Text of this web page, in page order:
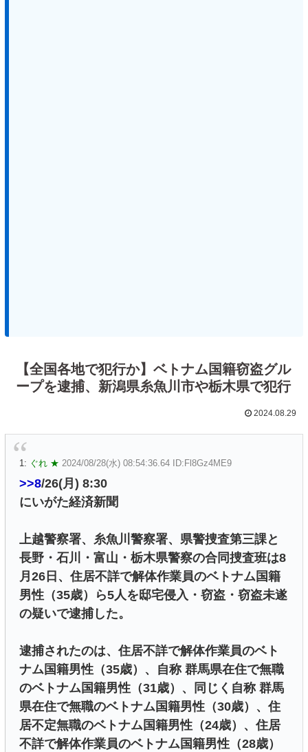
【全国各地で犯行か】ベトナム国籍窃盗グル
ープを逮捕、新潟県糸魚川市や栃木県で犯行
2024.08.29
1: ぐれ ★ 2024/08/28(水) 08:54:36.64 ID:Fl8Gz4ME9
>>8/26(月) 8:30
にいがた経済新聞
上越警察署、糸魚川警察署、県警捜査第三課と
長野・石川・富山・栃木県警察の合同捜査班は8
月26日、住居不詳で解体作業員のベトナム国籍
男性（35歳）ら5人を邸宅侵入・窃盗・窃盗未遂
の疑いで逮捕した。
逮捕されたのは、住居不詳で解体作業員のベト
ナム国籍男性（35歳）、自称 群馬県在住で無職
のベトナム国籍男性（31歳）、同じく自称 群馬
県在住で無職のベトナム国籍男性（30歳）、住
居不定無職のベトナム国籍男性（24歳）、住居
不詳で解体作業員のベトナム国籍男性（28歳）